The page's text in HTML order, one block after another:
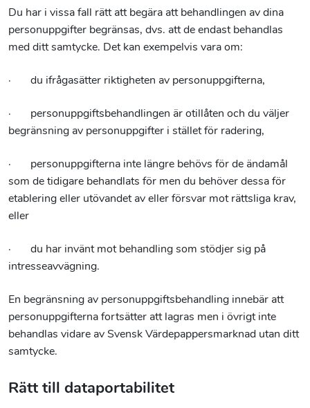
Du har i vissa fall rätt att begära att behandlingen av dina
personuppgifter begränsas, dvs. att de endast behandlas
med ditt samtycke. Det kan exempelvis vara om:
· du ifrågasätter riktigheten av personuppgifterna,
· personuppgiftsbehandlingen är otillåten och du väljer
begränsning av personuppgifter i stället för radering,
· personuppgifterna inte längre behövs för de ändamål
som de tidigare behandlats för men du behöver dessa för
etablering eller utövandet av eller försvar mot rättsliga krav,
eller
· du har invänt mot behandling som stödjer sig på
intresseavvägning.
En begränsning av personuppgiftsbehandling innebär att
personuppgifterna fortsätter att lagras men i övrigt inte
behandlas vidare av Svensk Värdepappersmarknad utan ditt
samtycke.
Rätt till dataportabilitet